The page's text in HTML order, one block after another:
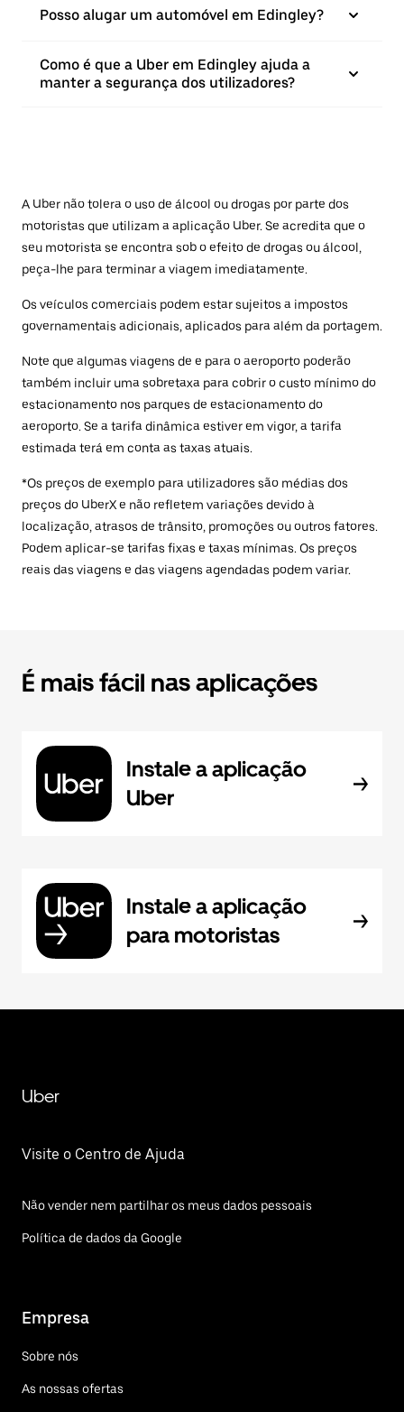
Posso alugar um automóvel em Edingley?
Como é que a Uber em Edingley ajuda a
manter a segurança dos utilizadores?
A Uber não tolera o uso de álcool ou drogas por parte dos
motoristas que utilizam a aplicação Uber. Se acredita que o
seu motorista se encontra sob o efeito de drogas ou álcool,
peça-lhe para terminar a viagem imediatamente.
Os veículos comerciais podem estar sujeitos a impostos
governamentais adicionais, aplicados para além da portagem.
Note que algumas viagens de e para o aeroporto poderão
também incluir uma sobretaxa para cobrir o custo mínimo do
estacionamento nos parques de estacionamento do
aeroporto. Se a tarifa dinâmica estiver em vigor, a tarifa
estimada terá em conta as taxas atuais.
*Os preços de exemplo para utilizadores são médias dos
preços do UberX e não refletem variações devido à
localização, atrasos de trânsito, promoções ou outros fatores.
Podem aplicar-se tarifas fixas e taxas mínimas. Os preços
reais das viagens e das viagens agendadas podem variar.
É mais fácil nas aplicações
Instale a aplicação
Uber
Instale a aplicação
para motoristas
Uber
Visite o Centro de Ajuda
Não vender nem partilhar os meus dados pessoais
Política de dados da Google
Empresa
Sobre nós
As nossas ofertas